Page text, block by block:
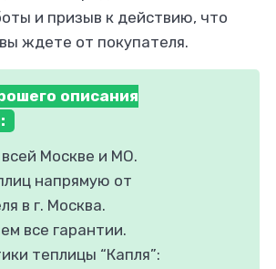
и призыв к действию, что
ждете от покупателя.
описания
Москве и МО.
напрямую от
в г. Москва.
все гарантии.
теплицы “Капля”: